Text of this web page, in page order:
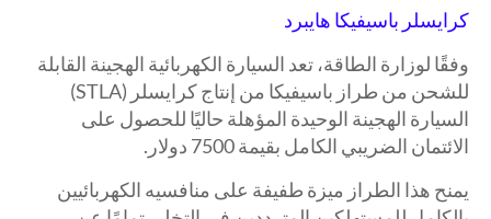
كرايسلر باسيفيكا هايبرد
وفقًا لوزارة الطاقة، تعد السيارة الكهربائية الهجينة القابلة
للشحن من طراز باسيفيكا من إنتاج كرايسلر (STLA)
السيارة الهجينة الوحيدة المؤهلة حاليًا للحصول على
الائتمان الضريبي الكامل بقيمة 7500 دولار.
يمنح هذا الطراز ميزة طفيفة على منافسيه الكهربائيين